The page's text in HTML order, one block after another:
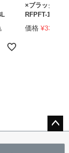
×ブラック脚
RFPFT-
価格 ¥33,440